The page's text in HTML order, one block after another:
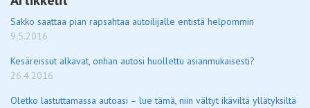
Sakko saattaa pian rapsahtaa autoilijalle entistä helpommin
9.5.2016
Kesäreissut alkavat, onhan autosi huollettu asianmukaisesti?
26.4.2016
Oletko lastuttamassa autoasi – lue tämä, niin vältyt ikäviltä yllätyksiltä